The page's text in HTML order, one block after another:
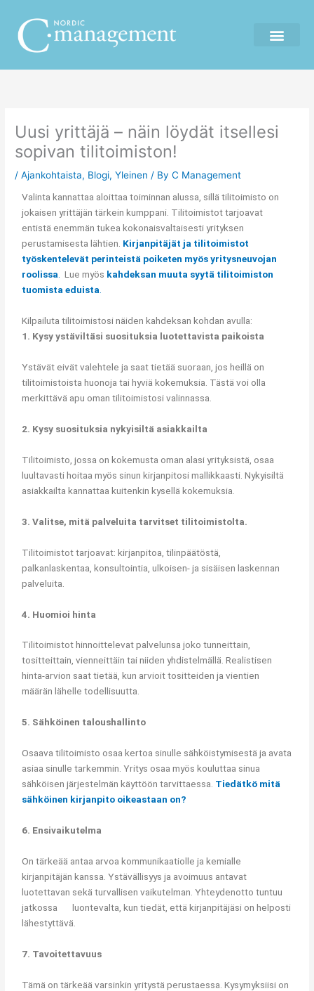
content
Uusi yrittäjä – näin löydät itsellesi
sopivan tilitoimiston!
/Ajankohtaista, Blogi,Yleinen / ByC Management
Valinta kannattaa aloittaa toiminnan alussa, sillä tilitoimisto on
jokaisen yrittäjän tärkein kumppani. Tilitoimistot tarjoavat
entistä enemmän tukea kokonaisvaltaisesti yrityksen
perustamisesta lähtien. Kirjanpitäjät ja tilitoimistot
työskentelevät perinteistä poiketen myös yritysneuvojan
roolissa. Lue myös kahdeksan muuta syytä tilitoimiston
tuomista eduista.
Kilpailuta tilitoimistosi näiden kahdeksan kohdan avulla:
1. Kysy ystäviltäsi suosituksia luotettavista paikoista
Ystävät eivät valehtele ja saat tietää suoraan, jos heillä on
tilitoimistoista huonoja tai hyviä kokemuksia. Tästä voi olla
merkittävä apu oman tilitoimistosi valinnassa.
2. Kysy suosituksia nykyisiltä asiakkailta
Tilitoimisto, jossa on kokemusta oman alasi yrityksistä, osaa
luultavasti hoitaa myös sinun kirjanpitosi mallikkaasti. Nykyisiltä
asiakkailta kannattaa kuitenkin kysellä kokemuksia.
3. Valitse, mitä palveluita tarvitset tilitoimistolta.
Tilitoimistot tarjoavat: kirjanpitoa, tilinpäätöstä,
palkanlaskentaa, konsultointia, ulkoisen- ja sisäisen laskennan
palveluita.
4. Huomioi hinta
Tilitoimistot hinnoittelevat palvelunsa joko tunneittain,
tositteittain, vienneittäin tai niiden yhdistelmällä. Realistisen
hinta-arvion saat tietää, kun arvioit tositteiden ja vientien
määrän lähelle todellisuutta.
5. Sähköinen taloushallinto
Osaava tilitoimisto osaa kertoa sinulle sähköistymisestä ja avata
asiaa sinulle tarkemmin. Yritys osaa myös kouluttaa sinua
sähköisen järjestelmän käyttöön tarvittaessa. Tiedätkö mitä
sähköinen kirjanpito oikeastaan on?
6. Ensivaikutelma
On tärkeää antaa arvoa kommunikaatiolle ja kemialle
kirjanpitäjän kanssa. Ystävällisyys ja avoimuus antavat
luotettavan sekä turvallisen vaikutelman. Yhteydenotto tuntuu
jatkossa luontevalta, kun tiedät, että kirjanpitäjäsi on helposti
lähestyttävä.
7. Tavoitettavuus
Tämä on tärkeää varsinkin yritystä perustaessa. Kysymyksiisi on